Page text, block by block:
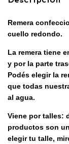
Remera
cuello redondo.
La remera tiene
y por la parte
Podés elegir la
que todas
al agua.
Viene por talles:
productos son
elegir tu talle,